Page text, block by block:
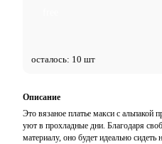
осталось: 10 шт
Описание
Это вязаное платье макси с альпакой
уют в прохладные дни. Благодаря
материалу, оно будет идеально